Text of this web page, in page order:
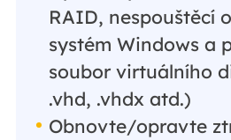
RAID, nespouštěcí
systém Windows a
soubor virtuálního
.vhd, .vhdx atd.)
Obnovte/opravte